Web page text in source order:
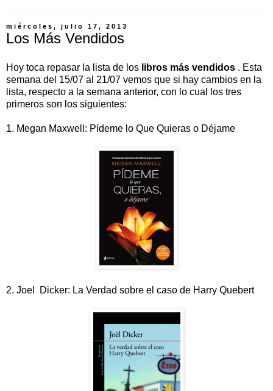
miércoles, julio 17, 2013
Los Más Vendidos
Hoy toca repasar la lista de los libros más vendidos . Esta
semana del 15/07 al 21/07 vemos que si hay cambios en la
lista, respecto a la semana anterior, con lo cual los tres
primeros son los siguientes:
1. Megan Maxwell: Pídeme lo Que Quieras o Déjame
2. Joel Dicker: La Verdad sobre el caso de Harry Quebert